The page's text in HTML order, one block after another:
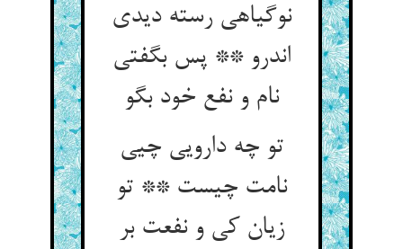
نوگیاهی رسته دیدی
اندرو ** پس بگفتی
نام و نفع خود بگو
تو چه دارویی چیی
نامت چیست ** تو
زیان کی و نفعت بر